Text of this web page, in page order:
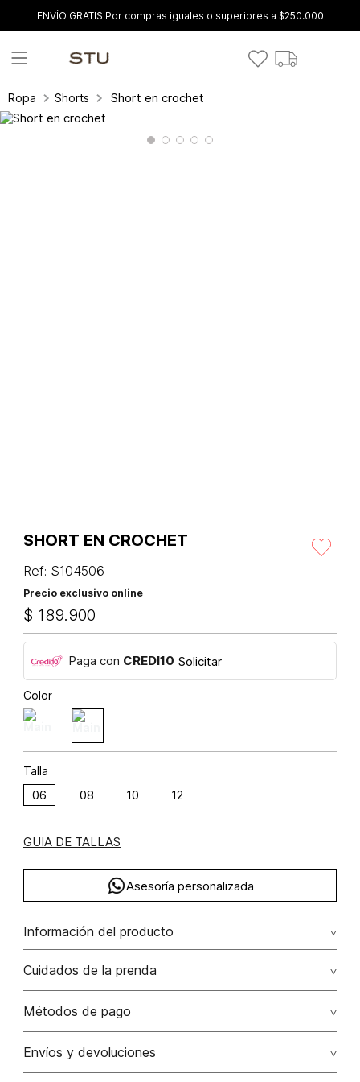
ENVÍO GRATIS Por compras iguales o superiores a $250.000
Ropa Shorts Short en crochet
SHORT EN CROCHET
Ref: S104506
Precio exclusivo online
$ 189.900
Paga con CREDI10 Solicitar
Color
Talla
06 08 10 12
GUIA DE TALLAS
Asesoría personalizada
Información del producto
Short en crochet algodón 100% 100.00% algodón/cotton
Cuidados de la prenda
Lavado profesional en seco. evite el roce de la prenda
No lavar
Métodos de pago
Tarjetas de crédito: Visa, Dinners, Master Card y American
Envíos y devoluciones